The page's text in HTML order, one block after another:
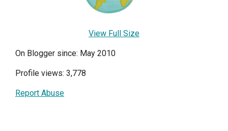
View Full Size
On Blogger since: May 2010
Profile views: 3,778
Report Abuse